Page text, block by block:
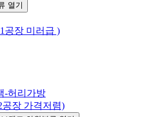
열기
공장 미러급 )
-허리가방
공장 가격저렴)